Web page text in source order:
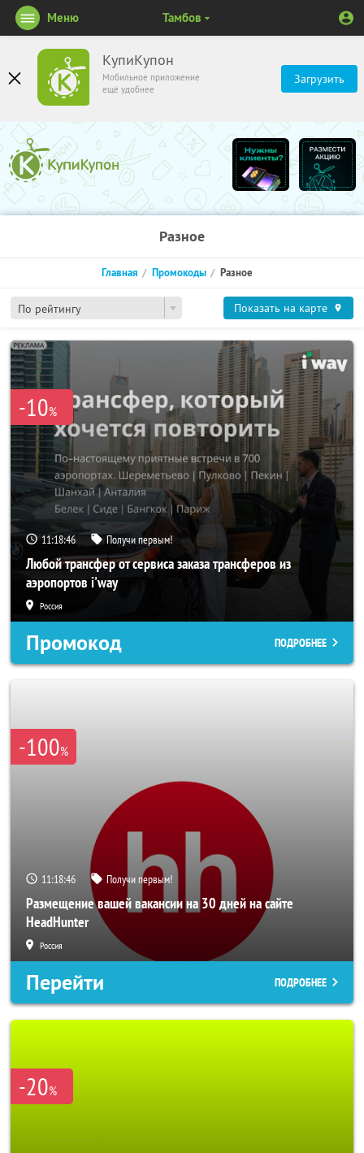
КупиКупон
Мобильное приложение
ещё удобнее
Загрузить
Меню Тамбов
Разное
По рейтингу
Главная Промокоды Разное
Показать на карте
-10%
11:18:45 Получи первым!
Любой трансфер от сервиса заказа трансферов из
аэропортов i'way
Россия
Промокод ПОДРОБНЕЕ
-100%
11:18:45 Получи первым!
Размещение вашей вакансии на 30 дней на сайте
HeadHunter
Россия
Перейти ПОДРОБНЕЕ
-20%